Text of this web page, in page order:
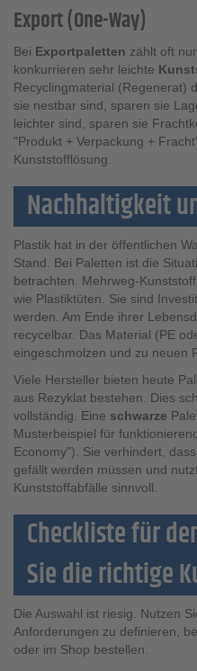
Export (One-Way)
Bei Exportpaletten zählt oft
konkurrieren sehr leichte
Recyclingmaterial (Regenerat)
sie nestbar sind, sparen sie
leichter sind, sparen sie
"Produkt + Verpackung +
Kunststofflösung.
Nachhaltigkeit
Plastik hat in der öffentlichen
Stand. Bei Paletten ist die
betrachten. Mehrweg-
wie Plastiktüten. Sie sind
werden. Am Ende ihrer
recycelbar. Das Material (PE
eingeschmolzen und zu neuen
Viele Hersteller bieten heute
aus Rezyklat bestehen. Dies
vollständig. Eine schwarze
Musterbeispiel für
Economy"). Sie verhindert,
gefällt werden müssen und
Kunststoffabfälle sinnvoll.
Checkliste für
Sie die richtige
Die Auswahl ist riesig. Nutzen
Anforderungen zu definieren,
oder im Shop bestellen.